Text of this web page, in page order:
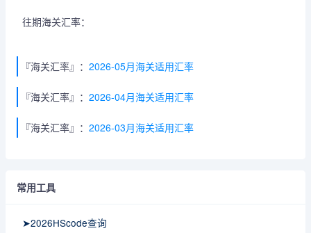
往期海关汇率：
『海关汇率』： 2026-05月海关适用汇率
『海关汇率』： 2026-04月海关适用汇率
『海关汇率』： 2026-03月海关适用汇率
常用工具
➤2026HScode查询